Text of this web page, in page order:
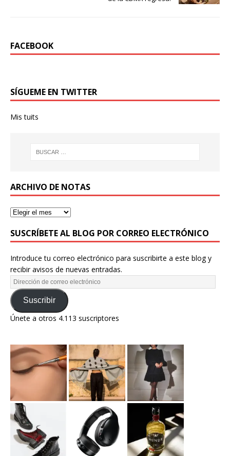
FACEBOOK
SÍGUEME EN TWITTER
Mis tuits
ARCHIVO DE NOTAS
SUSCRÍBETE AL BLOG POR CORREO ELECTRÓNICO
Introduce tu correo electrónico para suscribirte a este blog y
recibir avisos de nuevas entradas.
Suscribir
Únete a otros 4.113 suscriptores